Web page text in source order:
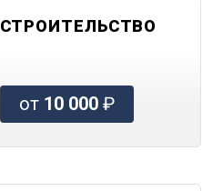
СТРОИТЕЛЬСТВО
от 10 000₽